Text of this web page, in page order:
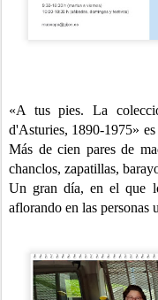
«A tus pies. La
d'Asturies, 1890-1975»
Más de cien pares de
chanclos, zapatillas,
Un gran día, en el que
aflorando en las personas